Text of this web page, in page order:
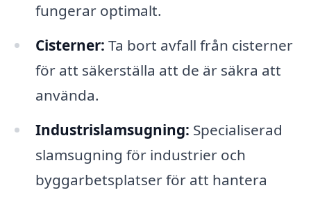
fungerar optimalt.
Cisterner: Ta bort avfall från cisterner
för att säkerställa att de är säkra att
använda.
Industrislamsugning: Specialiserad
slamsugning för industrier och
byggarbetsplatser för att hantera